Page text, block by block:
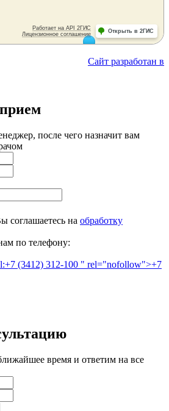
Сайт разработан в
после чего назначит вам
соглашаетесь на обработку
по телефону:
(3412) 312-100 " rel="nofollow">+7
время и ответим на все